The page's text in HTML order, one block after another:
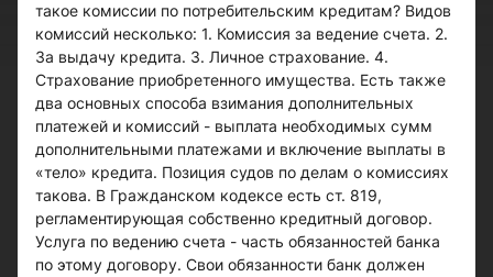
такое комиссии по потребительским кредитам? Видов
комиссий несколько: 1. Комиссия за ведение счета. 2.
За выдачу кредита. 3. Личное страхование. 4.
Страхование приобретенного имущества. Есть также
два основных способа взимания дополнительных
платежей и комиссий - выплата необходимых сумм
дополнительными платежами и включение выплаты в
«тело» кредита. Позиция судов по делам о комиссиях
такова. В Гражданском кодексе есть ст. 819,
регламентирующая собственно кредитный договор.
Услуга по ведению счета - часть обязанностей банка
по этому договору. Свои обязанности банк должен